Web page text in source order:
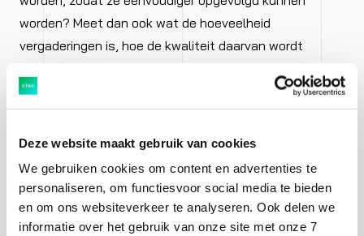
Deze website maakt gebruik van cookies
We gebruiken cookies om content en advertenties te
personaliseren, om functiesvoor social media te bieden
en om ons websiteverkeer te analyseren. Ook delen we
informatie over het gebruik van onze site met onze 7
worden? Meet dan ook wat de hoeveelheid
vergaderingen is, hoe de kwaliteit daarvan wordt
ervaren en hoe goed de actiepunten worden
opgevolgd. Is het doel om mailverkeer te reduceren
omdat mensen daardoor stress ervaren? Meet dan ook
of dat het effect is. Het Productivity Dashboard in
bepaalde apps worden gebruikt. Zo kunt u zien wat het
effect van een tool is en hoe het wordt gebruikt.
Dankzij dit inzicht is het eventueel ook mogelijk gericht